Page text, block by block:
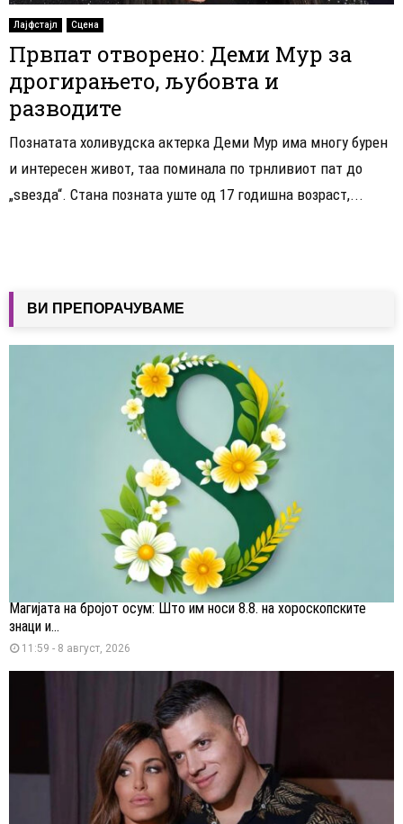
Лајфстајл Сцена
Првпат отворено: Деми Мур за
дрогирањето, љубовта и
разводите
Познатата холивудска актерка Деми Мур има многу бурен
и интересен живот, таа поминала по трнливиот пат до
„ѕвезда“. Стана позната уште од 17 годишна возраст,...
ВИ ПРЕПОРАЧУВАМЕ
Магијата на бројот осум: Што им носи 8.8. на хороскопските
знаци и...
11:59 - 8 август, 2026